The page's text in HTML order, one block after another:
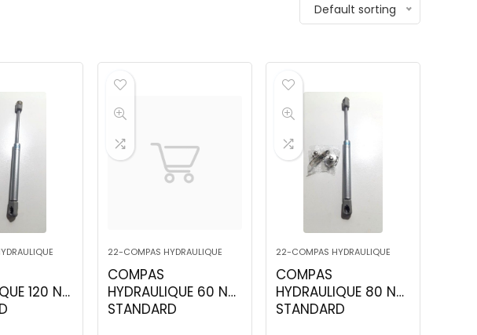
Default sorting
120 N
22-COMPAS HYDRAULIQUE
COMPAS
HYDRAULIQUE 60 N
STANDARD
22-COMPAS HYDRAULIQUE
COMPAS
HYDRAULIQUE 80 N
STANDARD